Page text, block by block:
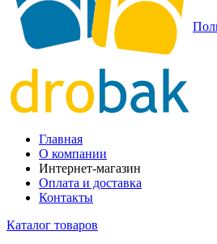
Главная
О компании
Интернет-магазин
Оплата и доставка
Контакты
Каталог товаров